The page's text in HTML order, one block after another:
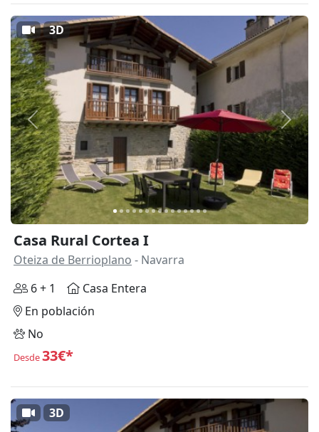
Anterior
3D
Casa Rural Cortea I
Oteiza de Berrioplano - Navarra
6 + 1
Casa Entera
En población
No
Desde33€*
3D